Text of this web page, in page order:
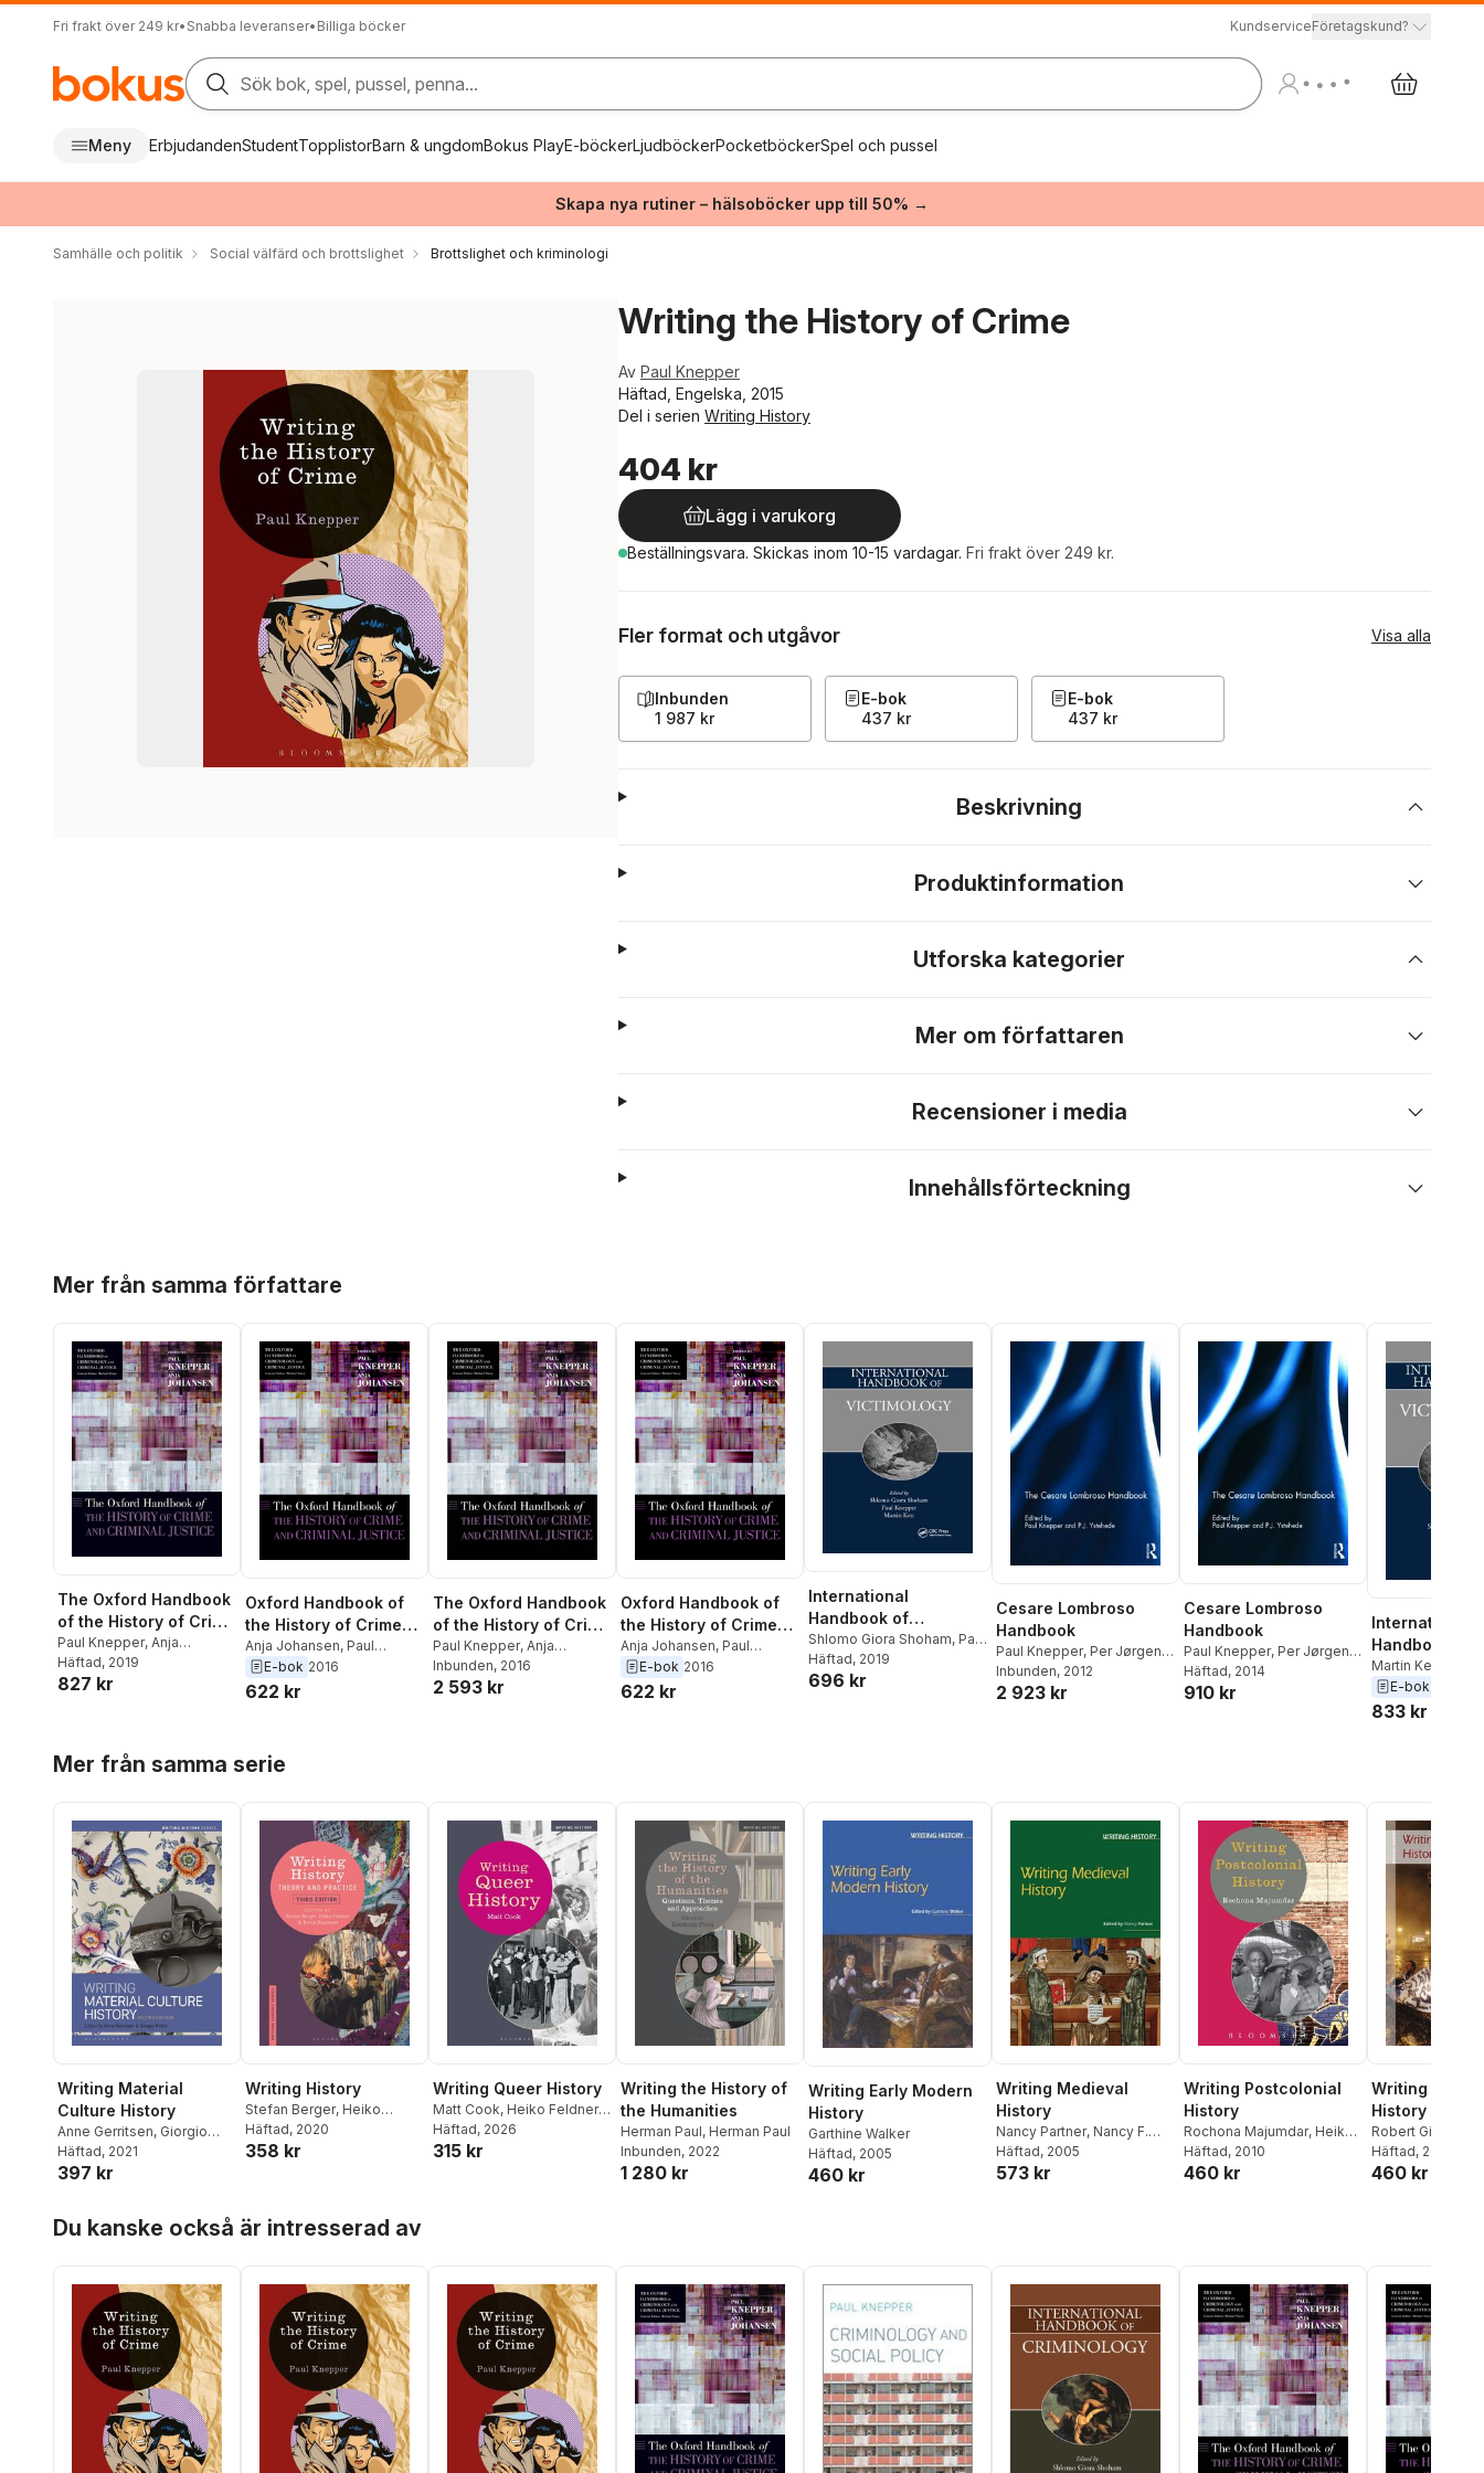
Fri frakt över 249 kr• Snabba leveranser• Billiga böcker KundserviceFöretagskund?
Sök bok, spel, pussel, penna...
Meny ErbjudandenStudentTopplistorBarn & ungdomBokus PlayE-böckerLjudböckerPocketböckerSpel och pussel
Skapa nya rutiner – hälsoböcker upp till 50% →
Samhälle och politik Social välfärd och brottslighet Brottslighet och kriminologi
Writing the History of Crime
Av Paul Knepper
Häftad, Engelska, 2015
Del i serien Writing History
404 kr
Lägg i varukorg
Beställningsvara. Skickas inom 10-15 vardagar. Fri frakt över 249 kr.
Fler format och utgåvor Visa alla
Inbunden
1 987 kr
E-bok
437 kr
E-bok
437 kr
Beskrivning
Produktinformation
Utforska kategorier
Mer om författaren
Recensioner i media
Innehållsförteckning
Mer från samma författare
The Oxford Handbook
of the History of Crime
and Criminal Justice
Paul Knepper, Anja
Johansen
Häftad, 2019
827 kr
Oxford Handbook of
the History of Crime
and Criminal Justice
Anja Johansen, Paul
Knepper
E-bok 2016
622 kr
The Oxford Handbook
of the History of Crime
and Criminal Justice
Paul Knepper, Anja
Johansen
Inbunden, 2016
2 593 kr
Oxford Handbook of
the History of Crime
and Criminal Justice
Anja Johansen, Paul
Knepper
E-bok 2016
622 kr
International
Handbook of
Victimology
Shlomo Giora Shoham, Paul
Knepper,Martin Kett
Häftad, 2019
696 kr
Cesare Lombroso
Handbook
Paul Knepper, Per Jørgen
Ystehede
Inbunden, 2012
2 923 kr
Cesare Lombroso
Handbook
Paul Knepper, Per Jørgen
Ystehede
Häftad, 2014
910 kr
International
Handbook of
Victimology
Martin Kett
Shlomo Giora
E-bok
833 kr
Mer från samma serie
Writing Material
Culture History
Anne Gerritsen, Giorgio
Riello
Häftad, 2021
397 kr
Writing History
Stefan Berger, Heiko
Feldner ,Kevin Passmore
Häftad, 2020
358 kr
Writing Queer History
Matt Cook, Heiko Feldner,
Kevin Passmore
Berger,
Häftad, 2026
315 kr
Writing the History of
the Humanities
Herman Paul, Herman Paul
Inbunden, 2022
1 280 kr
Writing Early Modern
History
Garthine Walker
Häftad, 2005
460 kr
Writing Medieval
History
Nancy Partner, Nancy F.
Partner
Häftad, 2005
573 kr
Writing Postcolonial
History
Rochona Majumdar, Heiko
Feldner
Häftad, 2010
460 kr
Writing
History
Robert Gildea
Simonin ,
Häftad, 2008
460 kr
Du kanske också är intresserad av